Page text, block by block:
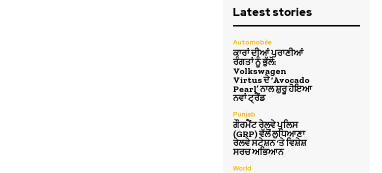
Latest stories
Automobile
ਕਾਰਾਂ ਦੀਆਂ ਪੁਰਾਣੀਆਂ
ਰੰਗਤਾਂ ਨੂੰ ਭੁੱਲੋ:
Volkswagen
Virtus ਦੇ ‘Avocado
Pearl’ ਨਾਲ ਸ਼ੁਰੂ ਹੋਇਆ
ਨਵਾਂ ਟ੍ਰੈਂਡ
Punjab
ਗੌਰਮੈਂਟ ਰੇਲਵੇ ਪੁਲਿਸ
(GRP) ਵੱਲੋਂ ਲੁਧਿਆਣਾ
ਰੇਲਵੇ ਸਟੇਸ਼ਨ ‘ਤੇ ਵਿਸ਼ੇਸ਼
ਸਰਚ ਅਭਿਆਨ
World